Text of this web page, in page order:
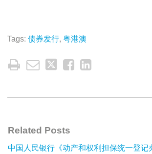
Tags: 债券发行, 粤港澳
Related Posts
中国人民银行《动产和权利担保统一登记